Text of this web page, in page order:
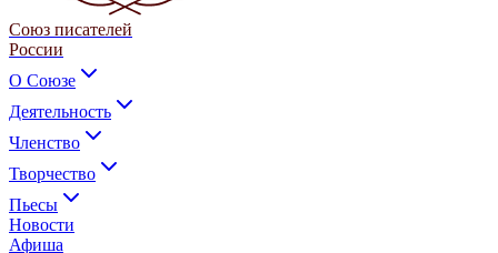
Союз писателей
России
О Союзе
Деятельность
Членство
Творчество
Пьесы
Новости
Афиша